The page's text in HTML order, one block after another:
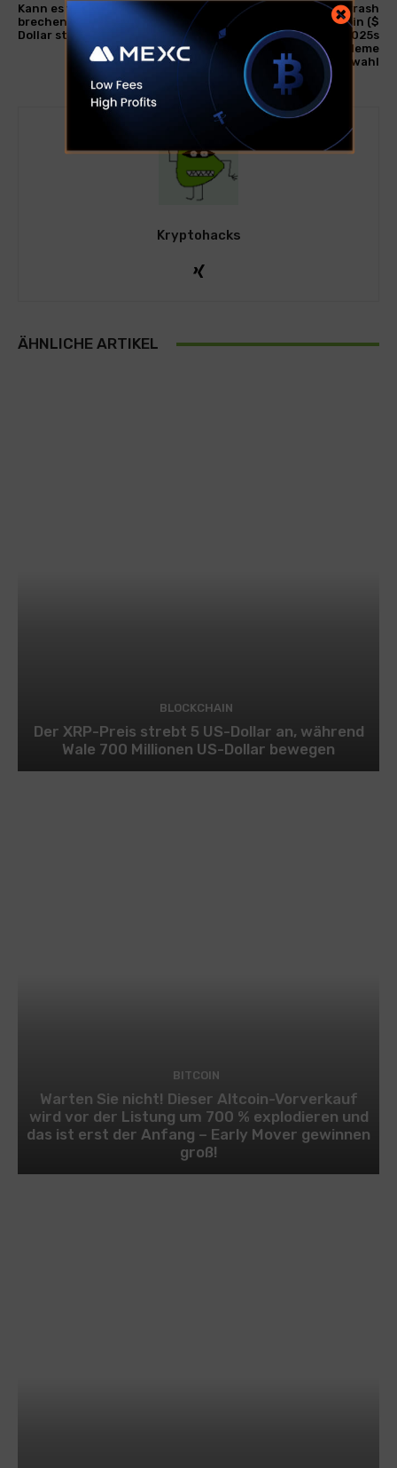
Kann es 110.000 US -Dollar
brechen und auf 130.000
Dollar steigen?
$ Pepe Preis Crash
Positionen Neo Pepe Coin ($
Neop) Vorverkauf 2025s
Bester Crypto Meme
Münzauswahl
Kryptohacks
ÄHNLICHE ARTIKEL
BLOCKCHAIN
Der XRP-Preis strebt 5 US-Dollar an, während
Wale 700 Millionen US-Dollar bewegen
BITCOIN
Warten Sie nicht! Dieser Altcoin-Vorverkauf
wird vor der Listung um 700 % explodieren und
das ist erst der Anfang – Early Mover gewinnen
groß!